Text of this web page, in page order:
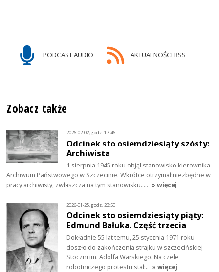
PODCAST AUDIO AKTUALNOŚCI RSS
Zobacz także
2026-02-02, godz. 17:46
Odcinek sto osiemdziesiąty szósty:
Archiwista
1 sierpnia 1945 roku objął stanowisko kierownika
Archiwum Państwowego w Szczecinie. Wkrótce otrzymał niezbędne w
pracy archiwisty, zwłaszcza na tym stanowisku..… » więcej
2026-01-25, godz. 23:50
Odcinek sto osiemdziesiąty piąty:
Edmund Bałuka. Część trzecia
Dokładnie 55 lat temu, 25 stycznia 1971 roku
doszło do zakończenia strajku w szczecińskiej
Stoczni im. Adolfa Warskiego. Na czele
robotniczego protestu stał… » więcej